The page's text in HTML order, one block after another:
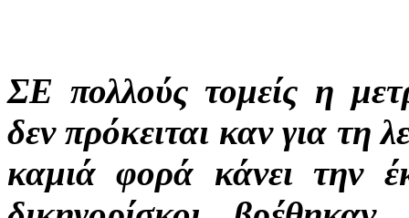
ΣΕ πολλούς τομείς η
δεν πρόκειται καν για τη
καμιά φορά κάνει την